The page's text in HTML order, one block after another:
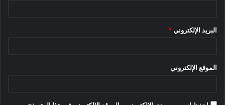
البريد الإلكتروني *
الموقع الإلكتروني